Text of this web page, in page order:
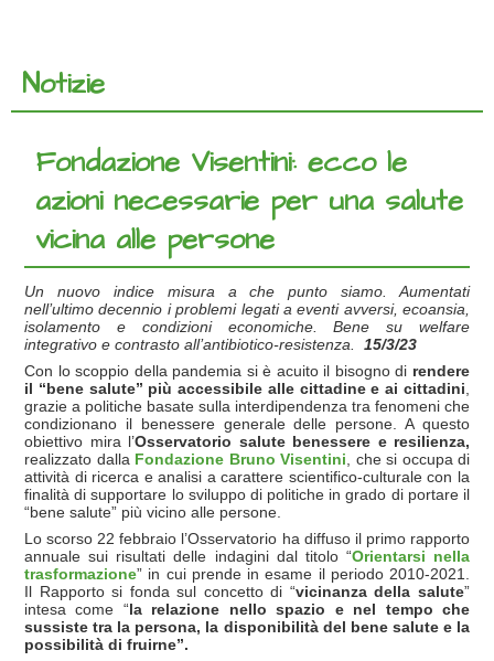
Notizie
Fondazione Visentini: ecco le
azioni necessarie per una salute
vicina alle persone
Un nuovo indice misura a che punto siamo. Aumentati
nell’ultimo decennio i problemi legati a eventi avversi, ecoansia,
isolamento e condizioni economiche. Bene su welfare
integrativo e contrasto all’antibiotico-resistenza. 15/3/23
Con lo scoppio della pandemia si è acuito il bisogno di rendere
il “bene salute” più accessibile alle cittadine e ai cittadini
grazie a politiche basate sulla interdipendenza tra fenomeni che
condizionano il benessere generale delle persone. A questo
obiettivo mira l’Osservatorio salute benessere e resilienza,
realizzato dalla Fondazione Bruno Visentini , che si occupa di
attività di ricerca e analisi a carattere scientifico-culturale con la
finalità di supportare lo sviluppo di politiche in grado di portare il
“bene salute” più vicino alle persone.
Lo scorso 22 febbraio l’Osservatorio ha diffuso il primo rapporto
annuale sui risultati delle indagini dal titolo “Orientarsi nella
trasformazione” in cui prende in esame il periodo 2010-2021.
Il Rapporto si fonda sul concetto di “vicinanza della salute”
intesa come “la relazione nello spazio e nel tempo che
sussiste tra la persona, la disponibilità del bene salute e la
possibilità di fruirne”.